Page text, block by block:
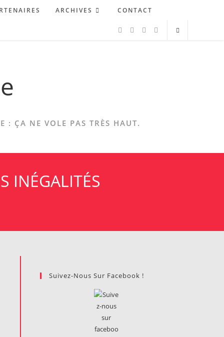
ARCHIVES CONTACT
: ÇA NE VOLE PAS TRÈS HAUT.
INÉGALITÉS
Suivez-Nous Sur Facebook !